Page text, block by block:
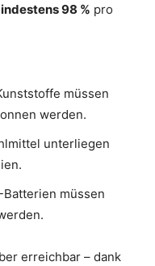
98 % pro
müssen
werden.
unterliegen
müssen
erreichbar – dank